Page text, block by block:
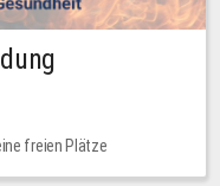
freien Plätze